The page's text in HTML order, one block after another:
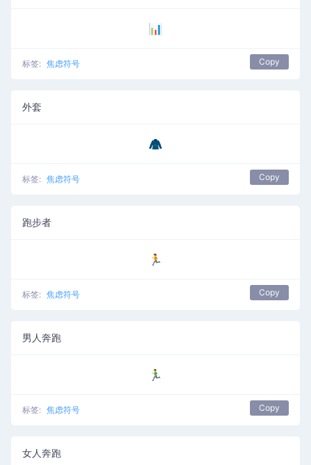
📊
标签: 焦虑符号 Copy
外套
🧥
标签: 焦虑符号 Copy
跑步者
🏃
标签: 焦虑符号 Copy
男人奔跑
🏃‍♂️
标签: 焦虑符号 Copy
女人奔跑